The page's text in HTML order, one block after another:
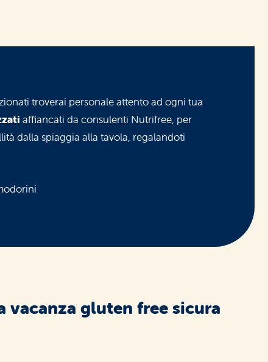
troverai personale attento ad ogni tua
affiancati da consulenti Nutrifree, per
dalla spiaggia alla tavola, regalandoti
gluten free sicura